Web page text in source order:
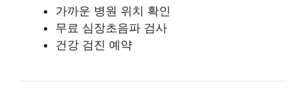
가까운 병원 위치 확인
무료 심장초음파 검사
건강 검진 예약